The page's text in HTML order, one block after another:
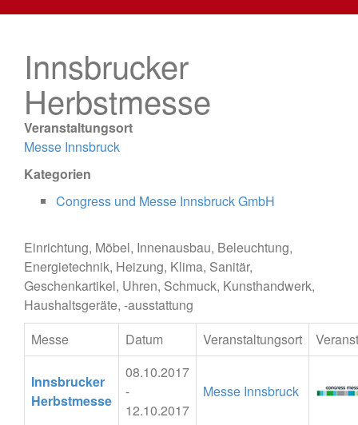
Innsbrucker
Herbstmesse
Veranstaltungsort
Messe Innsbruck
Kategorien
Congress und Messe Innsbruck GmbH
Einrichtung, Möbel, Innenausbau, Beleuchtung,
Energietechnik, Heizung, Klima, Sanitär,
Geschenkartikel, Uhren, Schmuck, Kunsthandwerk,
Haushaltsgeräte, -ausstattung
Messe
Datum Veranstaltungsort
Innsbrucker
Herbstmesse
08.10.2017
-
12.10.2017
Messe Innsbruck